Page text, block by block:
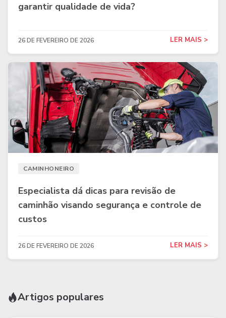
garantir qualidade de vida?
26 DE FEVEREIRO DE 2026 LER MAIS >
CAMINHONEIRO
Especialista dá dicas para revisão de
caminhão visando segurança e controle de
custos
26 DE FEVEREIRO DE 2026 LER MAIS >
Artigos populares